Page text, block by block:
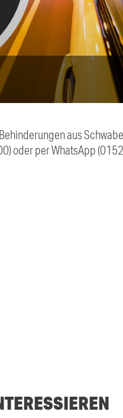
aus
oder per WhatsApp